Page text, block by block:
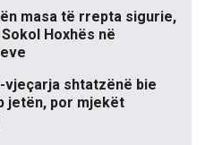
masa të rrepta sigurie,
Hoxhës në
shtatzënë bie
jetën, por mjekët